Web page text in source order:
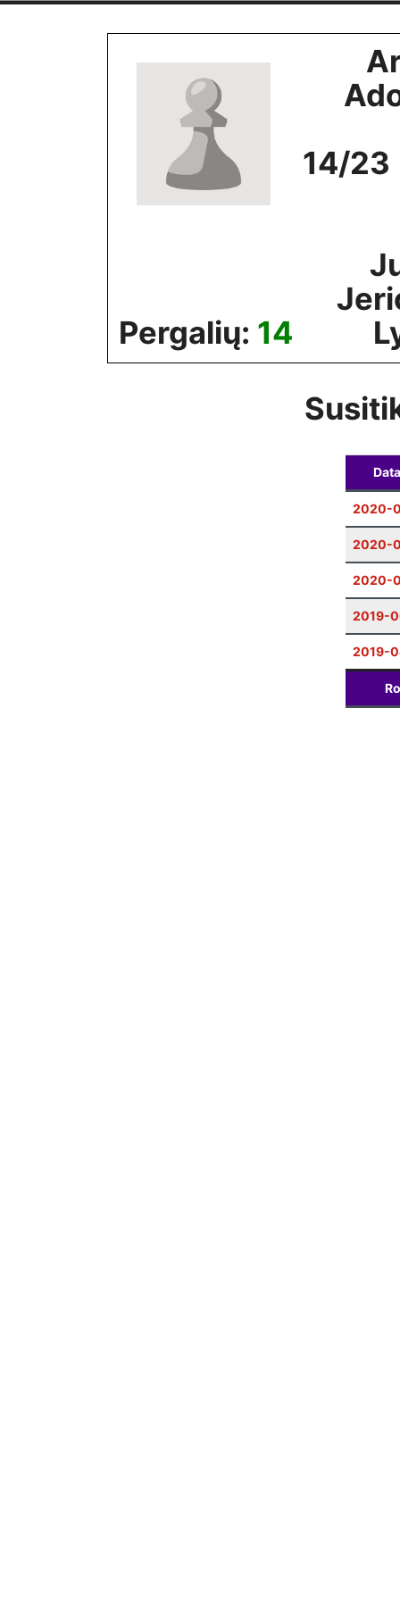
14/23
Pergalių: 14
Data
2020-
2020-
2020-
2019-
2019-